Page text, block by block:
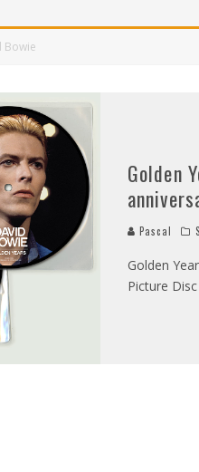
Bowie
Golden
Pascal
Golden
Picture